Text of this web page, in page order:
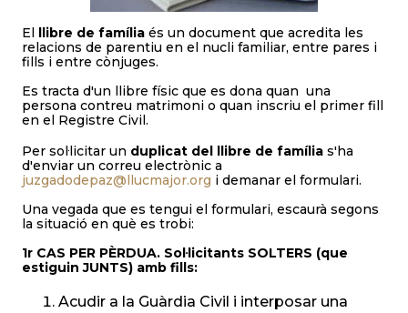
El llibre de família és un document que acredita les
relacions de parentiu en el nucli familiar, entre pares i
fills i entre cònjuges.
Es tracta d'un llibre físic que es dona quan una
persona contreu matrimoni o quan inscriu el primer fill
en el Registre Civil.
Per sol·licitar un duplicat del llibre de família s'ha
d'enviar un correu electrònic a
juzgadodepaz@llucmajor.org i demanar el formulari.
Una vegada que es tengui el formulari, escaurà segons
la situació en què es trobi:
1r CAS PER PÈRDUA. Sol·licitants SOLTERS (que
estiguin JUNTS) amb fills:
Acudir a la Guàrdia Civil i interposar una